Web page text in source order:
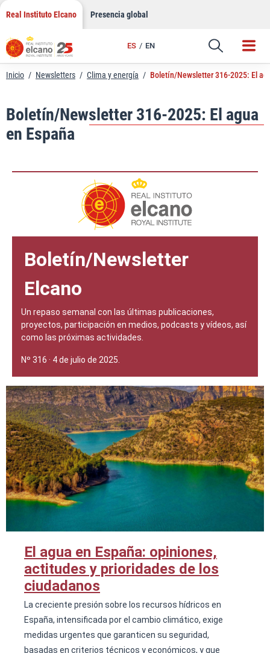
Saltar
contenido
Real Instituto Elcano Presencia global
ES EN
Enlace
Inicio / Newsletters / Clima y energía / Boletín/Newsletter 316-2025: El
Boletín/Newsletter 316-2025: El agua
en España